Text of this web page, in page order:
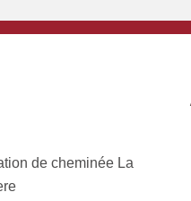
de cheminée La